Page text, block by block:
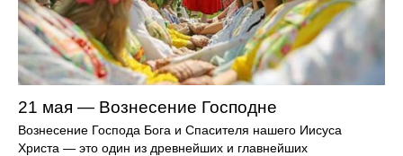
21 мая — Вознесение Господне
Вознесение Господа Бога и Спасителя нашего Иисуса
Христа — это один из древнейших и главнейших